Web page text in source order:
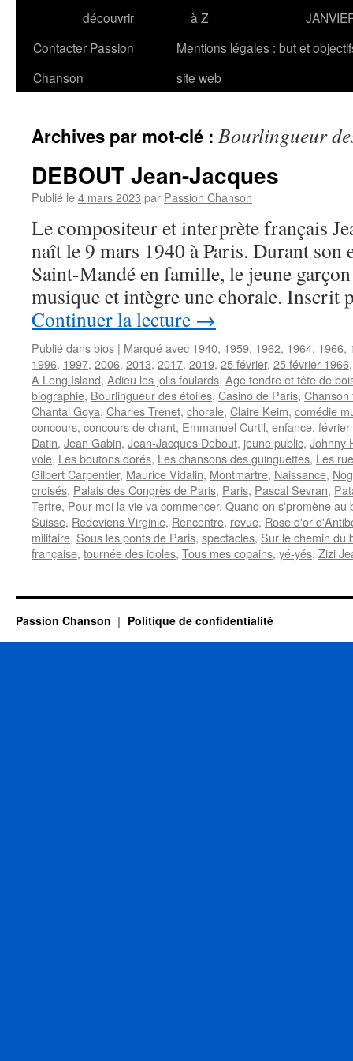
découvrir
à Z
Contacter Passion
Chanson
Mentions légales : but et
site web
Archives par mot-clé : Bourlingueur
DEBOUT Jean-Jacques
Publié le4 mars 2023 par Passion Chanson
Le compositeur et interprète français
naît le 9 mars 1940 à Paris. Durant son
Saint-Mandé en famille, le jeune
musique et intègre une chorale. Inscrit
Continuer la lecture →
Publié dansbios | Marqué avec 1940, 1959, 1962, 1964, 1966,
1996, 1997, 2006, 2013, 2017, 2019, 25 février, 25 février 1966
A Long Island, Adieu les jolis foulards, Age tendre et tête de
biographie, Bourlingueur des étoiles, Casino de Paris, Chanson
Chantal Goya, Charles Trenet, chorale, Claire Keim, comédie
concours, concours de chant, Emmanuel Curtil, enfance,
Datin, Jean Gabin, Jean-Jacques Debout, jeune public, Johnny
vole, Les boutons dorés, Les chansons des guinguettes, Les
Gilbert Carpentier, Maurice Vidalin, Montmartre, Naissance,
croisés, Palais des Congrès de Paris, Paris, Pascal Sevran,
Tertre, Pour moi la vie va commencer, Quand on s'promène au
Suisse, Redeviens Virginie, Rencontre, revue, Rose d'or
militaire, Sous les ponts de Paris, spectacles, Sur le chemin du
française, tournée des idoles, Tous mes copains, yé-yés, Zizi
Passion Chanson Politique de confidentialité